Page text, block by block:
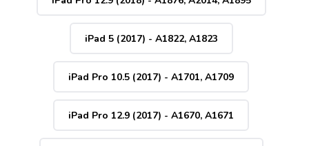
iPad 5 (2017) - A1822, A1823
iPad Pro 10.5 (2017) - A1701, A1709
iPad Pro 12.9 (2017) - A1670, A1671